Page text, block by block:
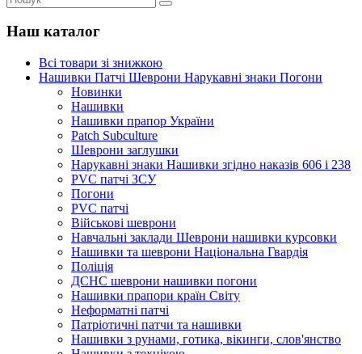
Наш каталог
Всі товари зі знижкою
Нашивки Патчі Шеврони Нарукавні знаки Погони
Новинки
Нашивки
Нашивки прапор України
Рatch Subculture
Шеврони заглушки
Нарукавні знаки Нашивки згідно наказів 606 і 238
PVC патчі ЗСУ
Погони
PVC патчі
Військові шеврони
Навчальні заклади Шеврони нашивки курсовки
Нашивки та шеврони Національна Гвардія
Поліція
ДСНС шеврони нашивки погони
Нашивки прапори країн Світу
Неформатні патчі
Патріотичні патчи та нашивки
Нашивки з рунами, готика, вікинги, слов'янство